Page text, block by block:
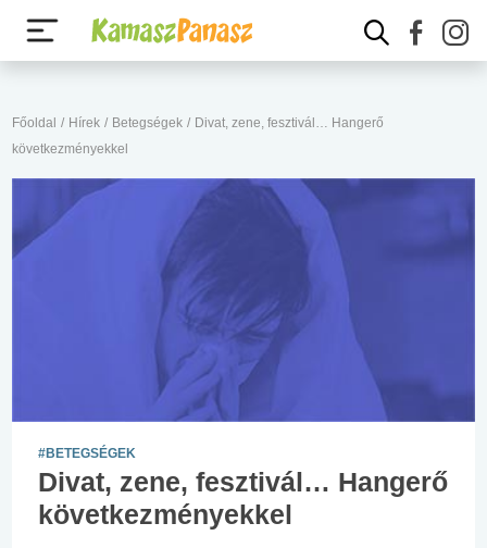
Főoldal / Hírek / Betegségek / Divat, zene, fesztivál… Hangerő
következményekkel
#BETEGSÉGEK
Divat, zene, fesztivál… Hangerő
következményekkel